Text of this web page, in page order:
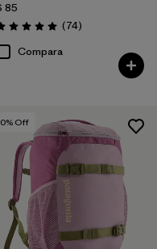
85
5.0 / 5
(74Comentarios
)
Compara
% Off